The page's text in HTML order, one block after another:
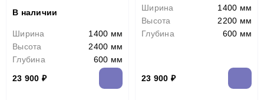
В наличии
Ширина
1400 мм
Высота
2400 мм
Глубина
600 мм
23 900 ₽
Ширина
1400 мм
Высота
2200 мм
Глубина
600 мм
23 900 ₽